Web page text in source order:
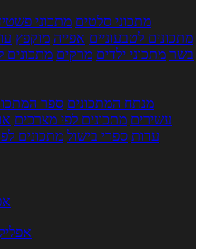
מתכוני סלטים מתכוני
מתכונים לטבעוניים אפייה מוקפץ
בשר מתכוני ילדים מרקים מתכונים
מנתח המתכונים ספר
עשירים מתכונים לפי מצרכים
עדות ספרי בישול מתכונים